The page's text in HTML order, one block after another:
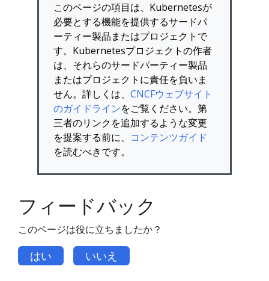
このページの項目は、Kubernetesが
必要とする機能を提供するサードパ
ーティー製品またはプロジェクトで
す。Kubernetesプロジェクトの作者
は、それらのサードパーティー製品
またはプロジェクトに責任を負いま
せん。詳しくは、 CNCFウェブサイト
のガイドラインをご覧ください。第
三者のリンクを追加するような変更
を提案する前に、 コンテンツガイド
を読むべきです。
フィードバック
このページは役に立ちましたか？
はい いいえ